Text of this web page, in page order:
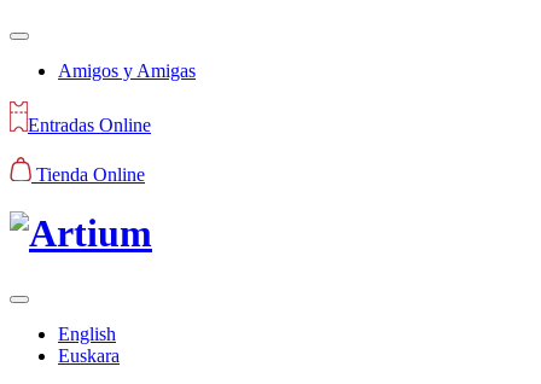
Amigos y Amigas
Entradas Online
Tienda Online
English
Euskara